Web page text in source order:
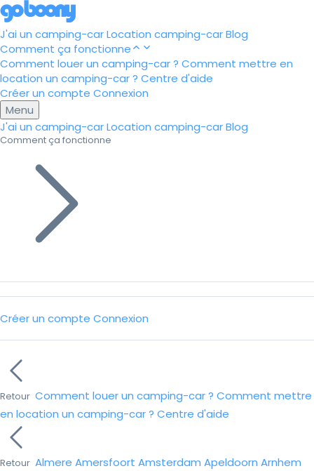
J'ai un camping-carLocation camping-carBlog
Comment ça fonctionne
Comment louer un camping-car ? Comment mettre en
location un camping-car ? Centre d'aide
Créer un compte Connexion
Menu
J'ai un camping-carLocation camping-carBlog
Comment ça fonctionne
Créer un compte Connexion
Retour Comment louer un camping-car ? Comment mettre
en location un camping-car ? Centre d'aide
Retour Almere Amersfoort Amsterdam Apeldoorn Arnhem